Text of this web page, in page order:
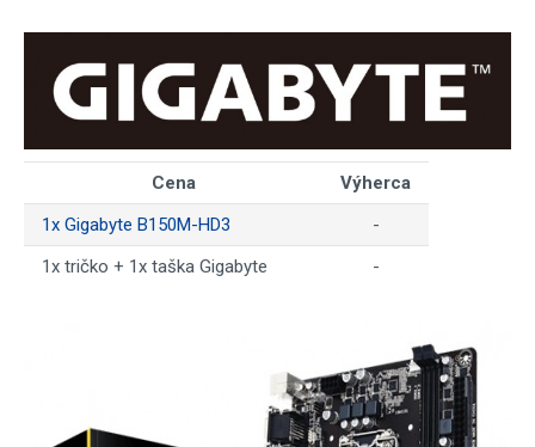
Cena
Výherca
1x Gigabyte B150M-HD3
-
1x tričko + 1x taška Gigabyte
-